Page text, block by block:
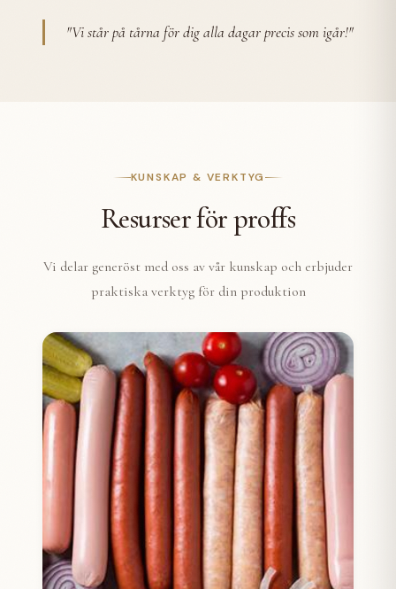
"Vi står på tårna för dig alla dagar precis som igår!"
KUNSKAP & VERKTYG
Resurser för proffs
Vi delar generöst med oss av vår kunskap och erbjuder
praktiska verktyg för din produktion